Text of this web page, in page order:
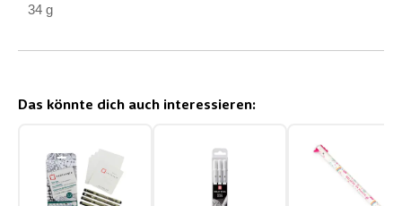
34 g
Das könnte dich auch interessieren: